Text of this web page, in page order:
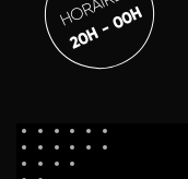
20H - 00H